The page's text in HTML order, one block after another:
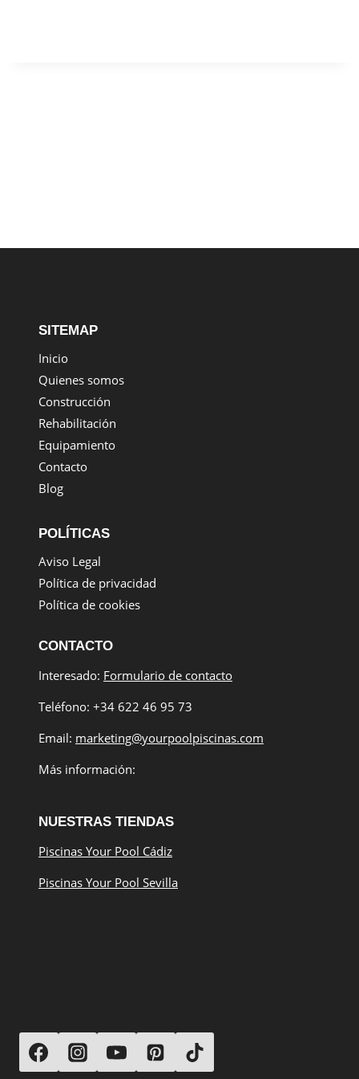
SITEMAP
Inicio
Quienes somos
Construcción
Rehabilitación
Equipamiento
Contacto
Blog
POLÍTICAS
Aviso Legal
Política de privacidad
Política de cookies
CONTACTO
Interesado: Formulario de contacto
Teléfono: +34 622 46 95 73
Email: marketing@yourpoolpiscinas.com
Más información:
NUESTRAS TIENDAS
Piscinas Your Pool Cádiz
Piscinas Your Pool Sevilla